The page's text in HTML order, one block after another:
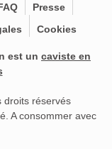
Presse
Cookies
est un caviste en
droits réservés
A consommer avec